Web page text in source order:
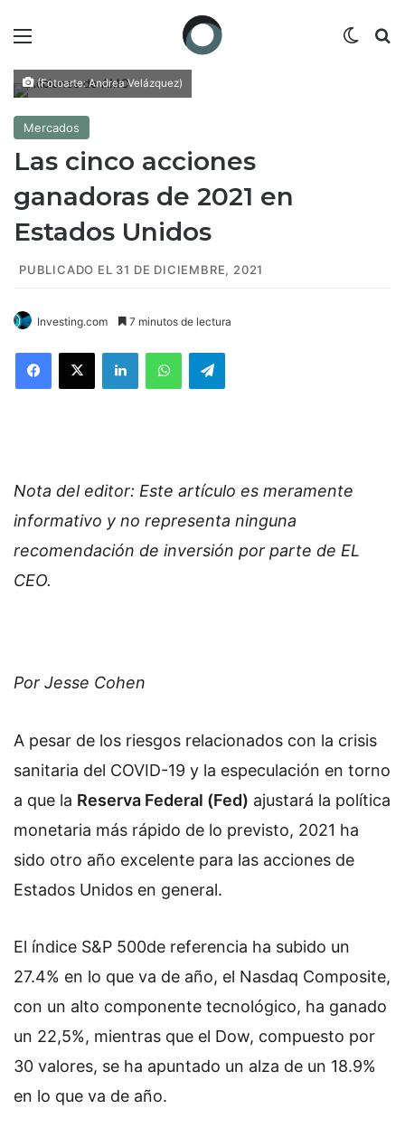
(Fotoarte: Andrea Velázquez)
Mercados
Las cinco acciones
ganadoras de 2021 en
Estados Unidos
PUBLICADO EL 31 DE DICIEMBRE, 2021
Investing.com 7 minutos de lectura
Nota del editor: Este artículo es meramente
informativo y no representa ninguna
recomendación de inversión por parte de EL
CEO.
Por Jesse Cohen
A pesar de los riesgos relacionados con la crisis
sanitaria del COVID-19 y la especulación en torno
a que la Reserva Federal (Fed) ajustará la política
monetaria más rápido de lo previsto, 2021 ha
sido otro año excelente para las acciones de
Estados Unidos en general.
El índice S&P 500de referencia ha subido un
27.4% en lo que va de año, el Nasdaq Composite,
con un alto componente tecnológico, ha ganado
un 22,5%, mientras que el Dow, compuesto por
30 valores, se ha apuntado un alza de un 18.9%
en lo que va de año.